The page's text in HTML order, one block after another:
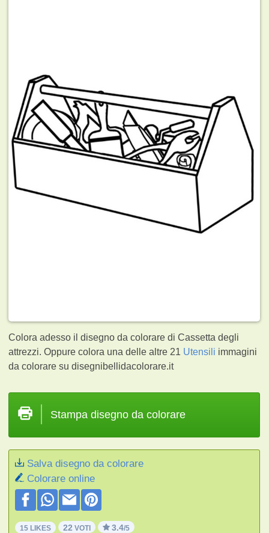
Colora adesso il disegno da colorare di Cassetta degli
attrezzi. Oppure colora una delle altre 21 Utensili immagini
da colorare su disegnibellidacolorare.it
Stampa disegno da colorare
Salva disegno da colorare
Colorare online
15 LIKES 22 VOTI 3.4/5